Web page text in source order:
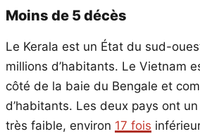
Moins de 5 décès
Le Kerala est un État du sud-
millions d’habitants. Le Vietnam
côté de la baie du Bengale et
d’habitants. Les deux pays ont
très faible, environ 17 fois